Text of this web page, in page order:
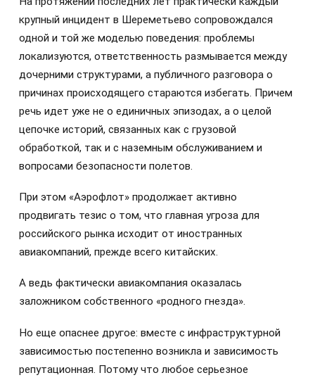
крупный инцидент в Шереметьево сопровождался
одной и той же моделью поведения: проблемы
локализуются, ответственность размывается между
дочерними структурами, а публичного разговора о
причинах происходящего стараются избегать. Причем
речь идет уже не о единичных эпизодах, а о целой
цепочке историй, связанных как с грузовой
обработкой, так и с наземным обслуживанием и
вопросами безопасности полетов.
При этом «Аэрофлот» продолжает активно
продвигать тезис о том, что главная угроза для
российского рынка исходит от иностранных
авиакомпаний, прежде всего китайских.
А ведь фактически авиакомпания оказалась
заложником собственного «родного гнезда».
Но еще опаснее другое: вместе с инфраструктурной
зависимостью постепенно возникла и зависимость
репутационная. Потому что любое серьезное